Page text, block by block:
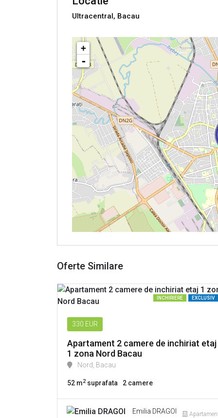
Ultracentral, Bacau
+
-
Oferte Similare
INCHIRIERE EXCLUSIV
330 EUR
Apartament 2 camere de inchiriat etaj
1 zona Nord Bacau
Nord, Bacau
52 m2 suprafata 2 camere
Emilia DRAGOI